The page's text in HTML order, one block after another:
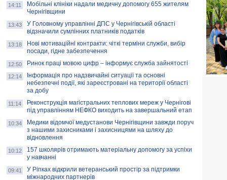
14:11
Мобільні клініки надали медичну допомогу 655 жителям
Чернігівщини
13:43
У Головному управлінні ДПС у Чернігівській області
відзначили сумлінних платників податків
13:18
Нові мотиваційні контракти: чіткі терміни служби, вибір
посади, гідне забезпечення
12:50 Ринок праці мовою цифр – інформує служба зайнятості
12:14
Інформація про надзвичайні ситуації та основні
небезпечні події, які зареєстровані на території області
за добу
11:14
Реконструкція магістральних теплових мереж у Чернігові
під управлінням НЕФКО виходить на завершальний етап
10:34
Медики відомчої медустанови Чернігівщини завжди поруч
з нашими захисниками і захисницями на шляху до
відновлення
10:12
157 школярів отримають матеріальну допомогу за успіхи
у навчанні
09:41
У Ріпках відкрили ветеранський простір за підтримки
міжнародних партнерів